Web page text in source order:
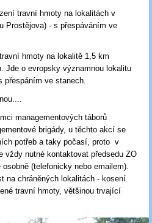
travní hmoty na lokalitách v
Prostějova) - s přespáváním ve
hmoty na lokalitě 1,5 km
Jde o evropsky významnou lokalitu
přespáním ve stanech.
managementových táborů
brigády, u těchto akcí se
potřeb a taky počasí, proto v
vždy nutné kontaktovat předsedu ZO
(telefonicky nebo emailem).
na chráněných lokalitách - kosení
travní hmoty, většinou trvající